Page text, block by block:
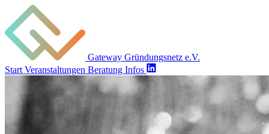
Gateway Gründungsnetz e.V.
Start Veranstaltungen Beratung Infos